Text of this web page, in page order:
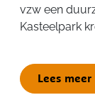
vzw een
Kasteelpark
Lees meer